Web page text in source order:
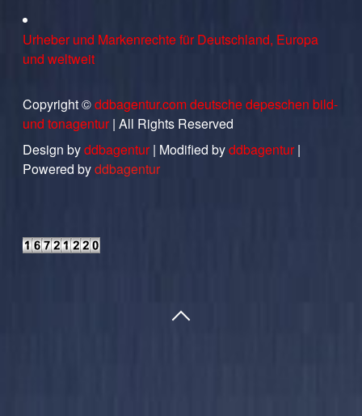
Urheber und Markenrechte für Deutschland, Europa
und weltweit
Copyright ©ddbagentur.com deutsche depeschen bild-
und tonagentur| All Rights Reserved
Design byddbagentur| Modified byddbagentur|
Powered byddbagentur